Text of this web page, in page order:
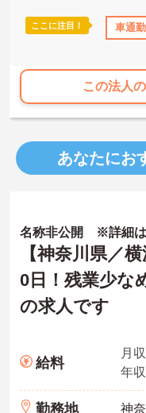
取得実績あり ボーナス
ここに注目！ 車通
この法人
あなたにお
名称非公開 ※詳細は
【神奈川県／
0日！残業少な
の求人です
給料
勤務地 神